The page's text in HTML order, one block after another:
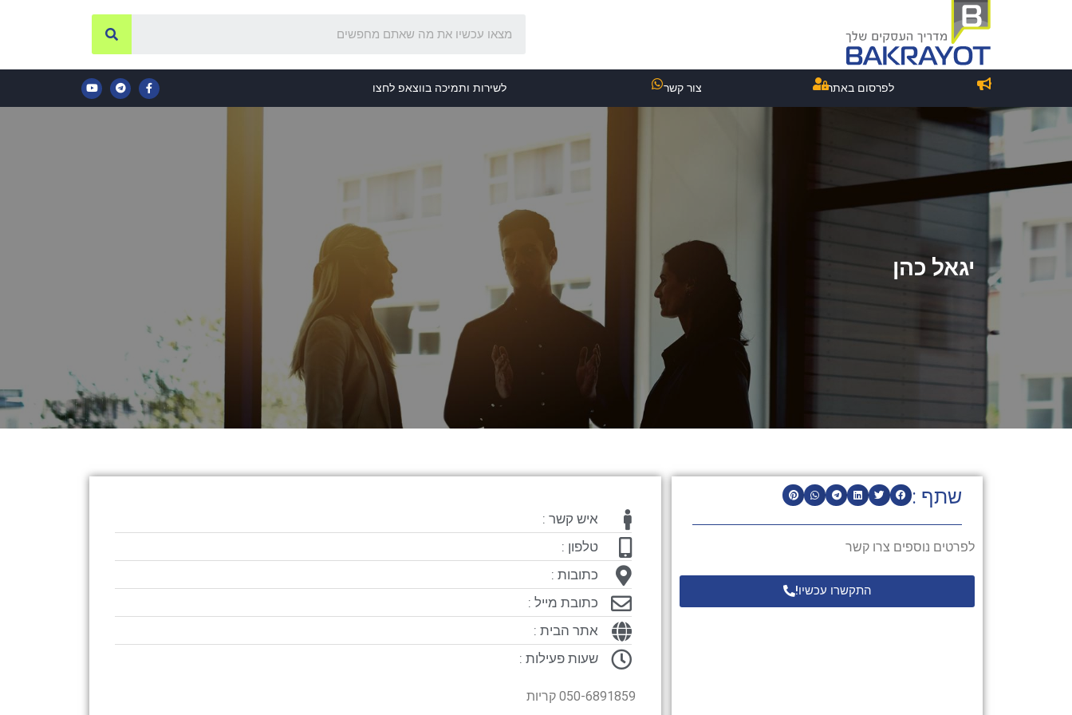
לפרסום באתר צור קשר לשירות ותמיכה בווצאפ לחצו
יגאל כהן
שתף :
לפרטים נוספים צרו קשר
התקשרו עכשיו!
איש קשר :
טלפון :
כתובות :
כתובת מייל :
אתר הבית :
שעות פעילות :
050-6891859 קריות